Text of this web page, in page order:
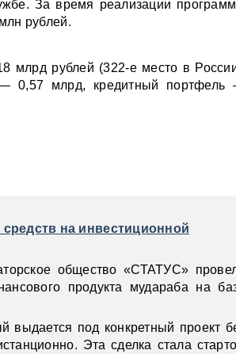
За время реализации
рублей.
млрд рублей (322-е место в
— 0,57 млрд, кредитный портфель
на инвестиционной
общество «СТАТУС»
продукта мудараба на
выдается под конкретный проект
Эта сделка стала